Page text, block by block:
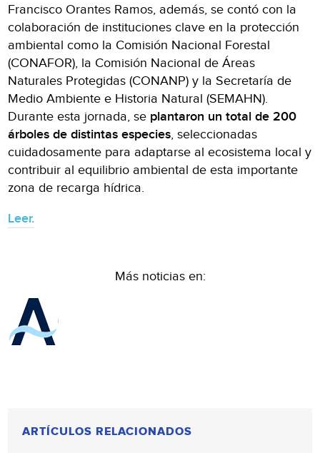
Francisco Orantes Ramos, además, se contó con la
colaboración de instituciones clave en la protección
ambiental como la Comisión Nacional Forestal
(CONAFOR), la Comisión Nacional de Áreas
Naturales Protegidas (CONANP) y la Secretaría de
Medio Ambiente e Historia Natural (SEMAHN).
Durante esta jornada, se plantaron un total de 200
árboles de distintas especies, seleccionadas
cuidadosamente para adaptarse al ecosistema local y
contribuir al equilibrio ambiental de esta importante
zona de recarga hídrica.
Leer.
Más noticias en:
ARTÍCULOS RELACIONADOS